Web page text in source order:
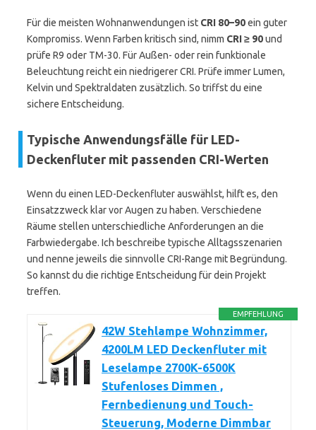
Für die meisten Wohnanwendungen ist CRI 80–90ein guter
Kompromiss. Wenn Farben kritisch sind, nimm CRI ≥ 90und
prüfe R9 oder TM-30. Für Außen- oder rein funktionale
Beleuchtung reicht ein niedrigerer CRI. Prüfe immer Lumen,
Kelvin und Spektraldaten zusätzlich. So triffst du eine
sichere Entscheidung.
Typische Anwendungsfälle für LED-
Deckenfluter mit passenden CRI-Werten
Wenn du einen LED-Deckenfluter auswählst, hilft es, den
Einsatzzweck klar vor Augen zu haben. Verschiedene
Räume stellen unterschiedliche Anforderungen an die
Farbwiedergabe. Ich beschreibe typische Alltagsszenarien
und nenne jeweils die sinnvolle CRI-Range mit Begründung.
So kannst du die richtige Entscheidung für dein Projekt
treffen.
EMPFEHLUNG
42W Stehlampe Wohnzimmer,
4200LM LED Deckenfluter mit
Leselampe 2700K-6500K
Stufenloses Dimmen ,
Fernbedienung und Touch-
Steuerung, Moderne Dimmbar